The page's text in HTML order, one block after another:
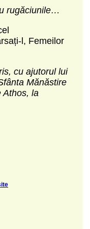
rugăciunile…
l, Femeilor
cu ajutorul lui
Mănăstire
Athos, la